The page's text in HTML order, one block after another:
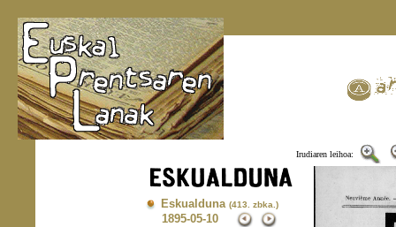
Irudiaren leihoa:
Eskualduna (413. zbka.)
1895-05-10